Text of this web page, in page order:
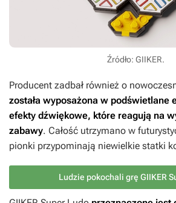
Źródło: GIIKER.
Producent zadbał również o
została wyposażona w podświetlane
efekty dźwiękowe, które reagują na
zabawy. Całość utrzymano w
pionki przypominają niewielkie statki
Ludzie pokochali grę GIIKER